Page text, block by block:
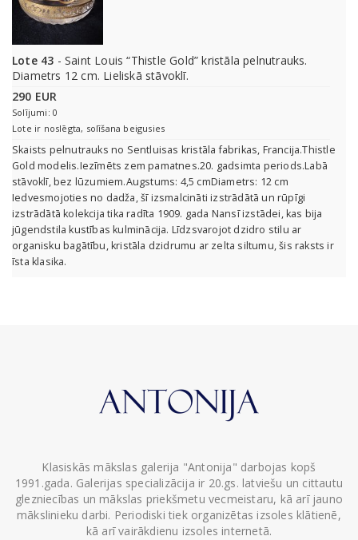
Lote 43 - Saint Louis “Thistle Gold” kristāla pelnutrauks.
Diametrs 12 cm. Lieliskā stāvoklī.
290 EUR
Solījumi: 0
Lote ir noslēgta, solīšana beigusies
Skaists pelnutrauks no Sentluisas kristāla fabrikas, Francija.Thistle
Gold modelis.Iezīmēts zem pamatnes.20. gadsimta periods.Labā
stāvoklī, bez lūzumiem.Augstums: 4,5 cmDiametrs: 12 cm
Iedvesmojoties no dadža, šī izsmalcināti izstrādātā un rūpīgi
izstrādātā kolekcija tika radīta 1909. gada Nansī izstādei, kas bija
jūgendstila kustības kulminācija. Līdzsvarojot dzidro stilu ar
organisku bagātību, kristāla dzidrumu ar zelta siltumu, šis raksts ir
īsta klasika.
Klasiskās mākslas galerija "Antonija" darbojas kopš
1991.gada. Galerijas specializācija ir 20.gs. latviešu un cittautu
glezniecības un mākslas priekšmetu vecmeistaru, kā arī jauno
mākslinieku darbi. Periodiski tiek organizētas izsoles klātienē,
kā arī vairākdienu izsoles internetā.